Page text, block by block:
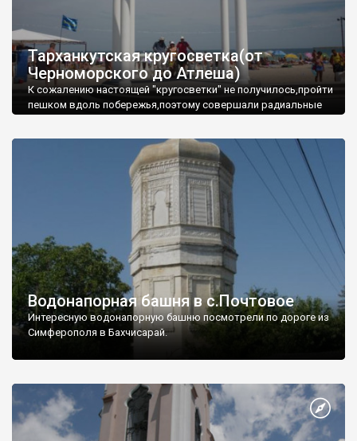
Тарханкутская кругосветка(от
Черноморского до Атлеша)
К сожалению настоящей "кругосветки" не получилось,пройти
пешком вдоль побережья,поэтому совершали радиальные
Водонапорная башня в с.Почтовое
Интересную водонапорную башню посмотрели по дороге из
Симферополя в Бахчисарай.